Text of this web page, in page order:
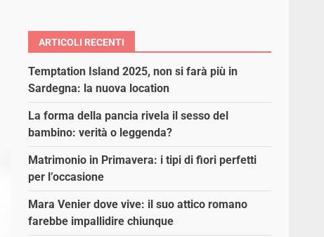
ARTICOLI RECENTI
Temptation Island 2025, non si farà più in
Sardegna: la nuova location
La forma della pancia rivela il sesso del
bambino: verità o leggenda?
Matrimonio in Primavera: i tipi di fiori perfetti
per l’occasione
Mara Venier dove vive: il suo attico romano
farebbe impallidire chiunque